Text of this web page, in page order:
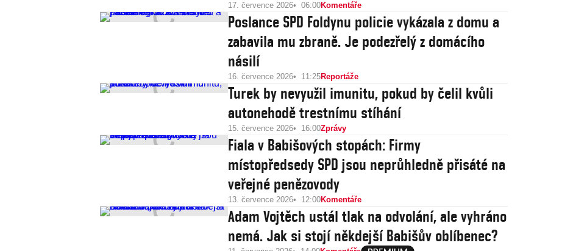
17. července 2026 06:00Komentáře
Poslance SPD Foldynu policie vykázala z domu a
zabavila mu zbraně. Je podezřelý z domácího
násilí
16. července 2026 11:25Reportáže
Turek by nevyužil imunitu, pokud by čelil kvůli
autonehodě trestnímu stíhání
15. července 2026 16:00Zprávy
Fiala v Babišových stopách: Firmy
místopředsedy SPD jsou neprůhledně přisáté na
veřejné penězovody
13. července 2026 12:00Komentáře
Adam Vojtěch ustál tlak na odvolání, ale vyhráno
nemá. Jak si stojí někdejší Babišův oblíbenec?